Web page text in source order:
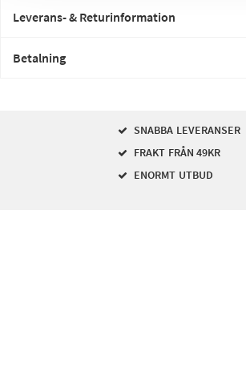
Leverans- & Returinformation
Betalning
SNABBA LEVERANSER
FRAKT FRÅN 49KR
ENORMT UTBUD